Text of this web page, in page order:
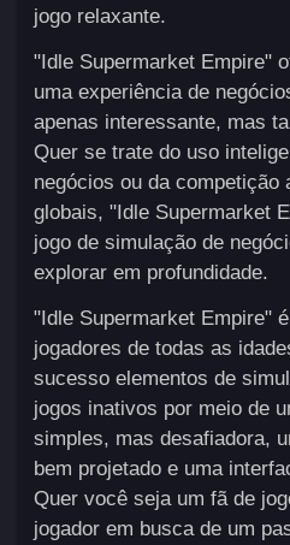
jogo relaxante.
"Idle Supermarket Empire"
uma experiência de
apenas interessante, mas
Quer se trate do uso
negócios ou da competição
globais, "Idle Supermarket
jogo de simulação de
explorar em profundidade.
"Idle Supermarket Empire"
jogadores de todas as
sucesso elementos de
jogos inativos por meio de
simples, mas desafiadora,
bem projetado e uma
Quer você seja um fã de
jogador em busca de um